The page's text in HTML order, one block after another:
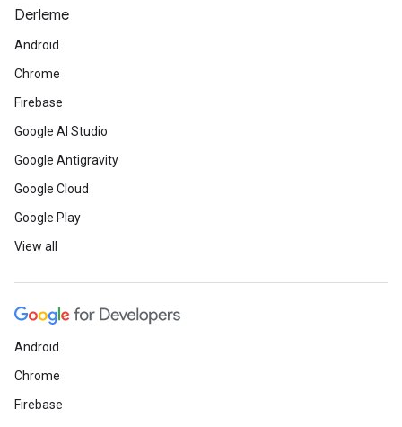
Derleme
Android
Chrome
Firebase
Google AI Studio
Google Antigravity
Google Cloud
Google Play
View all
Android
Chrome
Firebase